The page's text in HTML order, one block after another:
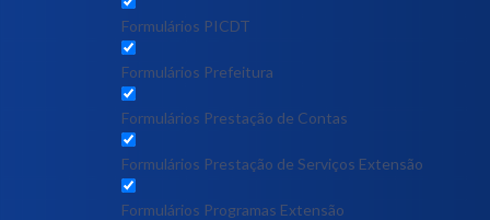
Formulários PICDT
Formulários Prefeitura
Formulários Prestação de Contas
Formulários Prestação de Serviços Extensão
Formulários Programas Extensão